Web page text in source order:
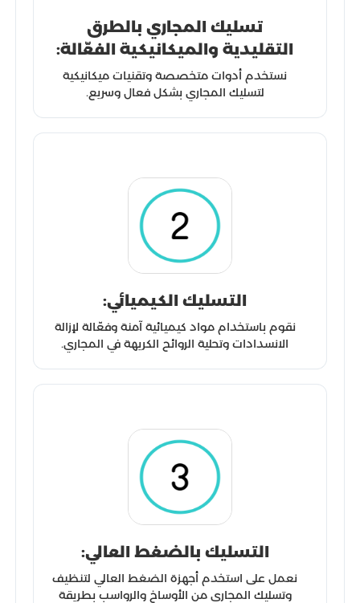
تسليك المجاري بالطرق
التقليدية والميكانيكية الفعّالة:
نستخدم أدوات متخصصة وتقنيات ميكانيكية
لتسليك المجاري بشكل فعال وسريع.
التسليك الكيميائي:
نقوم باستخدام مواد كيميائية آمنة وفعّالة لإزالة
الانسدادات وتحلية الروائح الكريهة في المجاري.
التسليك بالضغط العالي:
نعمل على استخدم أجهزة الضغط العالي لتنظيف
وتسليك المجاري من الأوساخ والرواسب بطريقة